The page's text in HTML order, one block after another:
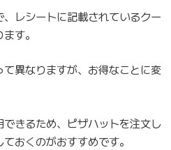
レシートに記載されているクー
す。
異なりますが、お得なことに変
きるため、ピザハットを注文し
おくのがおすすめです。